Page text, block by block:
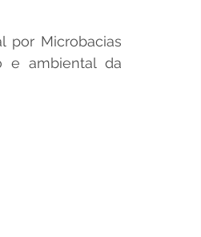
por Microbacias
e ambiental da